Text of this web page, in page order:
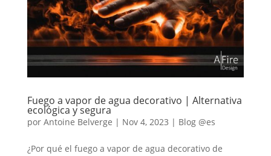
Fuego a vapor de agua decorativo | Alternativa
ecológica y segura
por Antoine Belverge | Nov 4, 2023 | Blog @es
¿Por qué el fuego a vapor de agua decorativo de